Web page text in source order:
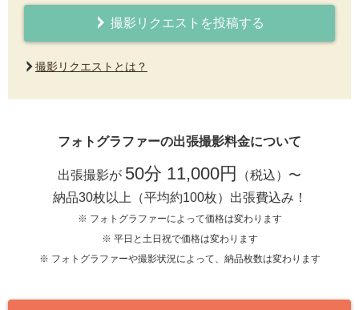
撮影リクエストを投稿する
撮影リクエストとは？
フォトグラファーの出張撮影料金について
出張撮影が 50分 11,000円
（税込）〜
納品30枚以上（平均約100枚）出張費込み！
※ フォトグラファーによって価格は変わります
※ 平日と土日祝で価格は変わります
※ フォトグラファーや撮影状況によって、納品枚数は変わります